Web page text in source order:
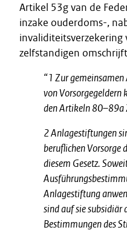
Artikel 53g van de
inzake ouderdoms-,
invaliditeitsverzekering
zelfstandigen
“1 Zur
von Vorsorgegeldern
den Artikeln 80–89a
2 Anlagestiftungen
beruflichen Vorsorge
diesem Gesetz.
Anlagestiftung
sind auf sie subsidiär
Bestimmungen des